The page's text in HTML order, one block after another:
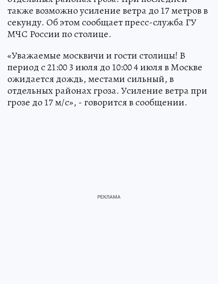
также возможно усиление ветра до 17 метров в
секунду. Об этом сообщает пресс-служба ГУ
МЧС России по столице.
«Уважаемые москвичи и гости столицы! В
период с 21:00 3 июля до 10:00 4 июля в Москве
ожидается дождь, местами сильный, в
отдельных районах гроза. Усиление ветра при
грозе до 17 м/с», - говорится в сообщении.